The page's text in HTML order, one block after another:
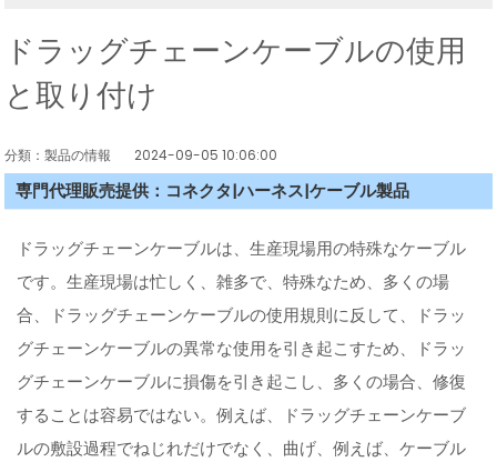
ドラッグチェーンケーブルの使用
と取り付け
分類：製品の情報 2024-09-05 10:06:00
専門代理販売提供：コネクタ|ハーネス|ケーブル製品
ドラッグチェーンケーブルは、生産現場用の特殊なケーブル
です。生産現場は忙しく、雑多で、特殊なため、多くの場
合、ドラッグチェーンケーブルの使用規則に反して、ドラッ
グチェーンケーブルの異常な使用を引き起こすため、ドラッ
グチェーンケーブルに損傷を引き起こし、多くの場合、修復
することは容易ではない。例えば、ドラッグチェーンケーブ
ルの敷設過程でねじれだけでなく、曲げ、例えば、ケーブル